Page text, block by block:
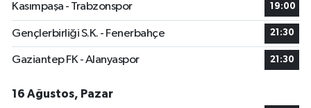
Kasımpaşa - Trabzonspor 19:00
Gençlerbirliği S.K. - Fenerbahçe 21:30
Gaziantep FK - Alanyaspor 21:30
16 Ağustos, Pazar